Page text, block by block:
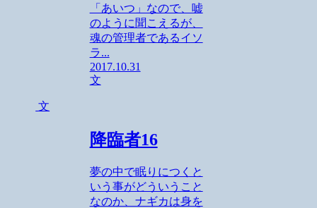
「あいつ」なので、嘘
のように聞こえるが、
魂の管理者であるイソ
ラ...
2017.10.31
文
文
降臨者16
夢の中で眠りにつくと
いう事がどういうこと
なのか、ナギカは身を